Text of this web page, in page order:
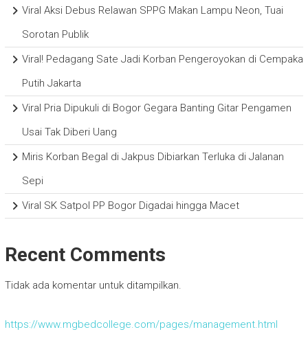
Viral Aksi Debus Relawan SPPG Makan Lampu Neon, Tuai
Sorotan Publik
Viral! Pedagang Sate Jadi Korban Pengeroyokan di Cempaka
Putih Jakarta
Viral Pria Dipukuli di Bogor Gegara Banting Gitar Pengamen
Usai Tak Diberi Uang
Miris Korban Begal di Jakpus Dibiarkan Terluka di Jalanan
Sepi
Viral SK Satpol PP Bogor Digadai hingga Macet
Recent Comments
Tidak ada komentar untuk ditampilkan.
https://www.mgbedcollege.com/pages/management.html